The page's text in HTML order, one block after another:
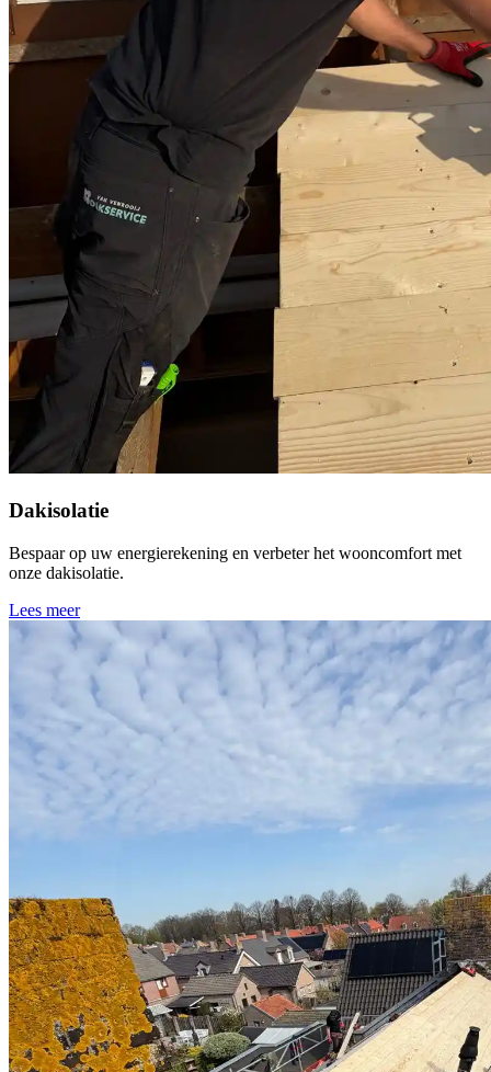
Dakisolatie
Bespaar op uw energierekening en verbeter het wooncomfort met
onze dakisolatie.
Lees meer